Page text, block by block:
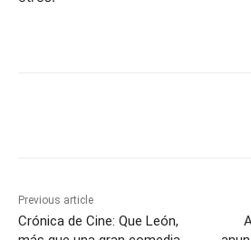
Previous article
Crónica de Cine: Que León,